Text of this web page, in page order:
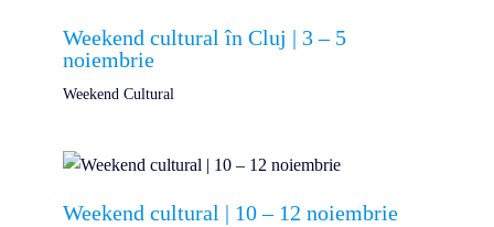
Weekend cultural în Cluj | 3 – 5
noiembrie
Weekend Cultural
Weekend cultural | 10 – 12 noiembrie